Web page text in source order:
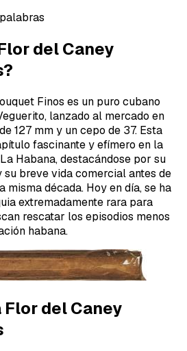
palabras
del Caney
Finos es un puro cubano
lanzado al mercado en
127 mm y un cepo de 37. Esta
fascinante y efímero en la
Habana, destacándose por su
breve vida comercial antes de
misma década. Hoy en día, se ha
extremadamente rara para
rescatar los episodios menos
habana.
del Caney